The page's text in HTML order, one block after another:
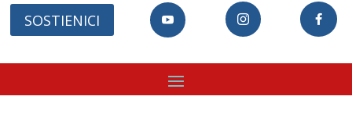
SOSTIENICI   